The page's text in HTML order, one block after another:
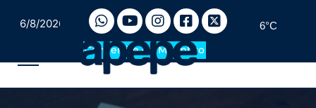
6/8/2026 6°C
Convertite en Miembro